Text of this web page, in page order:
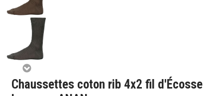
Chaussettes coton rib 4x2 fil d'Écosse